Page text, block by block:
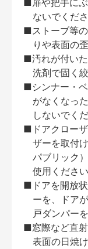
■扉や把手に
ないでくださ
■ストーブ等
りや表面の
■汚れが付い
洗剤で固く
■シンナー・
がなくなっ
しないでくだ
■ドアクロー
ザーを取付
パブリック
使用ください
■ドアを開放
ーを、ドア
戸ダンパー
■窓際など直射
表面の日焼